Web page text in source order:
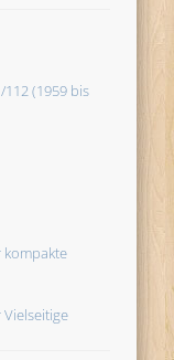
(1959 bis
kompakte
Vielseitige